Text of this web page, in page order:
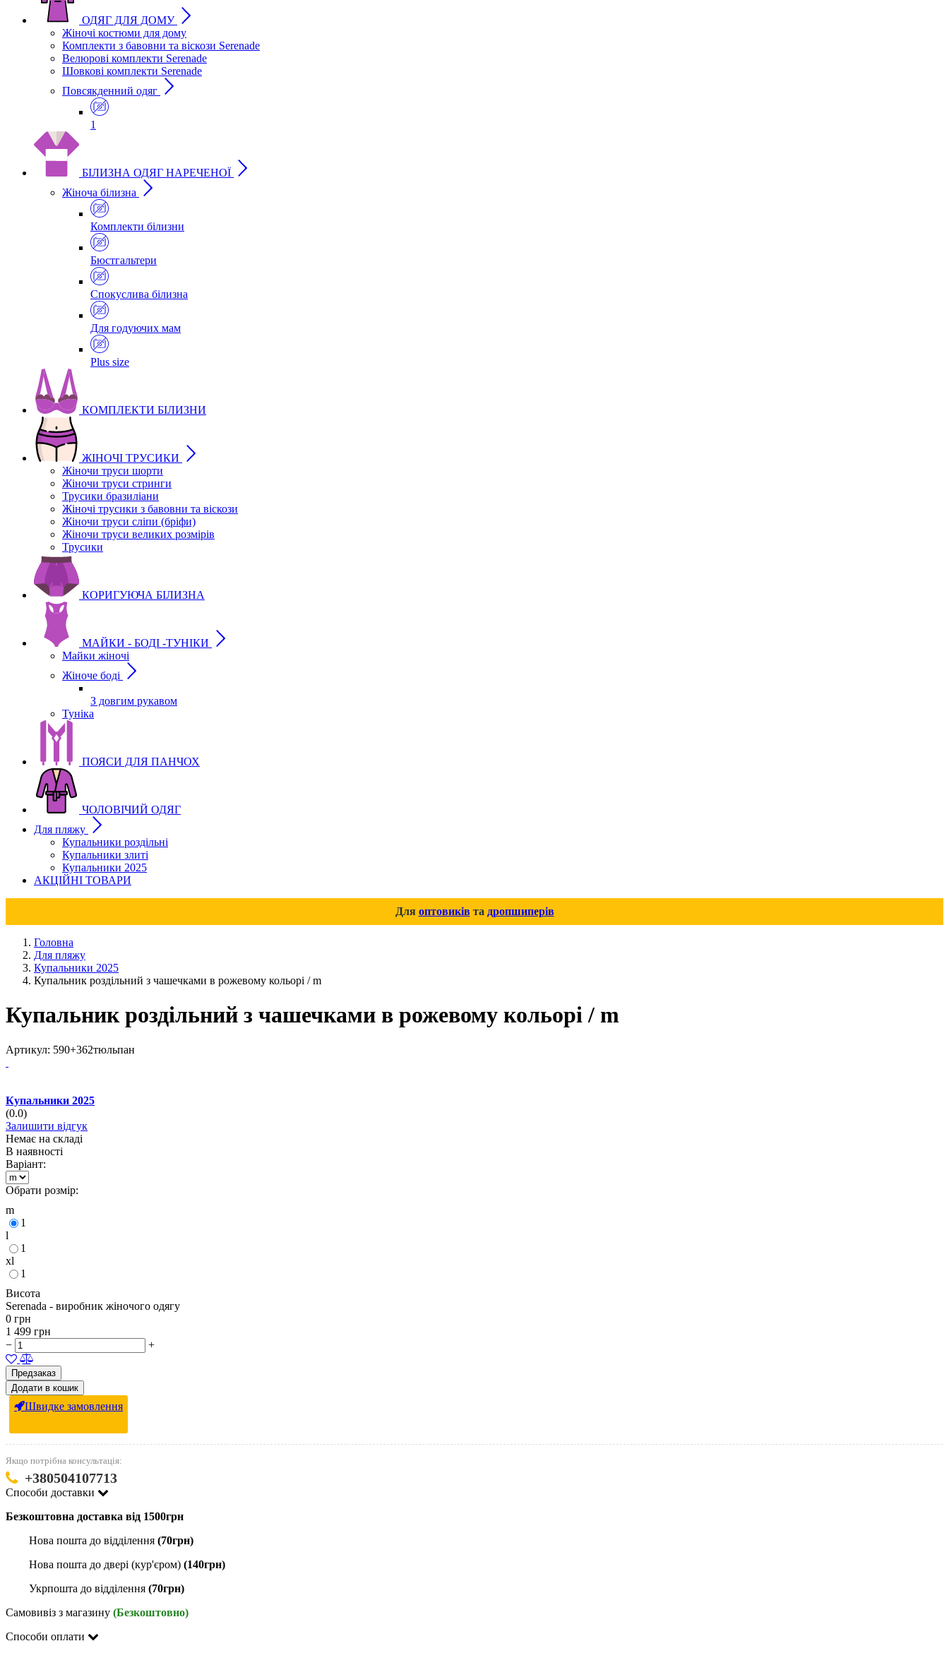
ОДЯГ ДЛЯ ДОМУ
Жіночі костюми для дому
Комплекти з бавовни та віскози Serenade
Велюрові комплекти Serenade
Шовкові комплекти Serenade
Повсякденний одяг
1
БІЛИЗНА ОДЯГ НАРЕЧЕНОЇ
Жіноча білизна
Комплекти білизни
Бюстгальтери
Спокуслива білизна
Для годуючих мам
Plus size
КОМПЛЕКТИ БІЛИЗНИ
ЖІНОЧІ ТРУСИКИ
Жіночи труси шорти
Жіночи труси стринги
Трусики бразиліани
Жіночі трусики з бавовни та віскози
Жіночи труси сліпи (бріфи)
Жіночи труси великих розмірів
Трусики
КОРИГУЮЧА БІЛИЗНА
МАЙКИ - БОДІ -ТУНІКИ
Майки жіночі
Жіноче боді
З довгим рукавом
Туніка
ПОЯСИ ДЛЯ ПАНЧОХ
ЧОЛОВІЧИЙ ОДЯГ
Для пляжу
Купальники роздільні
Купальники злиті
Купальники 2025
АКЦІЙНІ ТОВАРИ
Для оптовиківта дропшиперів
Головна
Для пляжу
Купальники 2025
Купальник роздільний з чашечками в рожевому кольорі / m
Купальник роздільний з чашечками в рожевому кольорі / m
Артикул: 590+362тюльпан
Купальники 2025
(0.0)
Залишити відгук
Немає на складі
В наявності
Варіант:
Обрати розмір:
m
1
l
1
xl
1
Висота
Serenada - виробник жіночого одягу
0 грн
1 499 грн
−
+
Предзаказ
Додати в кошик
Швидке замовлення
Якщо потрібна консультація:
+380504107713
Способи доставки
Безкоштовна доставка від 1500грн
Нова пошта до відділення (70грн)
Нова пошта до двері (кур'єром) (140грн)
Укрпошта до відділення (70грн)
Самовивіз з магазину (Безкоштовно)
Способи оплати